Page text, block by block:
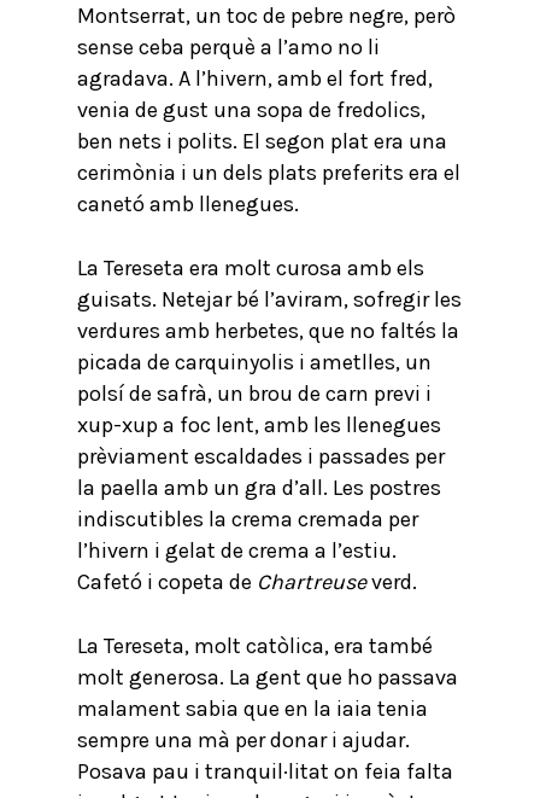
Montserrat, un toc de pebre negre, però
sense ceba perquè a l’amo no li
agradava. A l’hivern, amb el fort fred,
venia de gust una sopa de fredolics,
ben nets i polits. El segon plat era una
cerimònia i un dels plats preferits era el
canetó amb llenegues.
La Tereseta era molt curosa amb els
guisats. Netejar bé l’aviram, sofregir les
verdures amb herbetes, que no faltés la
picada de carquinyolis i ametlles, un
polsí de safrà, un brou de carn previ i
xup-xup a foc lent, amb les llenegues
prèviament escaldades i passades per
la paella amb un gra d’all. Les postres
indiscutibles la crema cremada per
l’hivern i gelat de crema a l’estiu.
Cafetó i copeta de Chartreuseverd.
La Tereseta, molt catòlica, era també
molt generosa. La gent que ho passava
malament sabia que en la iaia tenia
sempre una mà per donar i ajudar.
Posava pau i tranquil·litat on feia falta